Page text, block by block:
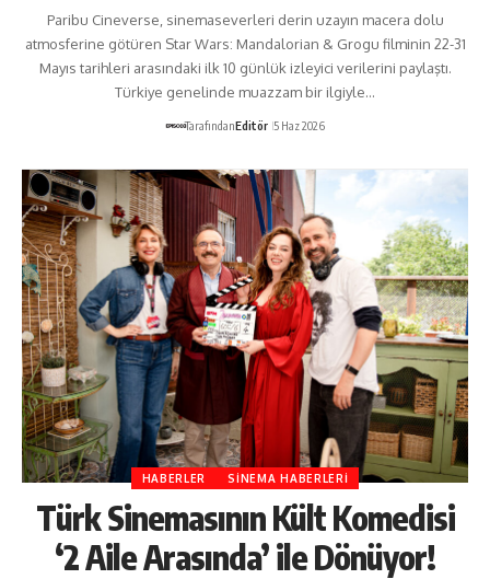
Paribu Cineverse, sinemaseverleri derin uzayın macera dolu
atmosferine götüren Star Wars: Mandalorian & Grogu filminin 22-31
Mayıs tarihleri arasındaki ilk 10 günlük izleyici verilerini paylaştı.
Türkiye genelinde muazzam bir ilgiyle…
TarafındanEditör 5 Haz 2026
HABERLER SINEMA HABERLERI
Türk Sinemasının Kült Komedisi
‘2 Aile Arasında’ ile Dönüyor!